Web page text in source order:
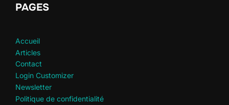
PAGES
Accueil
Articles
Contact
Login Customizer
Newsletter
Politique de confidentialité